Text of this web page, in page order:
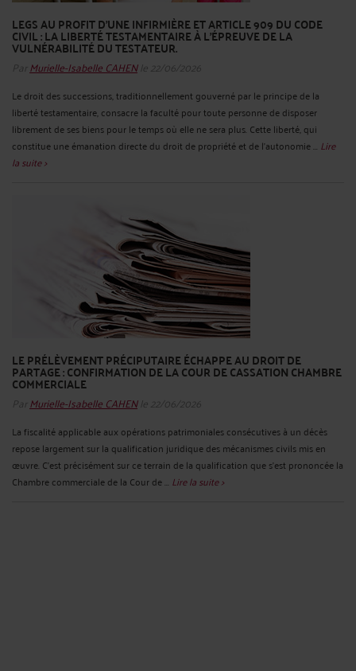
LEGS AU PROFIT D’UNE INFIRMIÈRE ET ARTICLE 909 DU CODE
CIVIL : LA LIBERTÉ TESTAMENTAIRE À L’ÉPREUVE DE LA
VULNÉRABILITÉ DU TESTATEUR.
Par Murielle-Isabelle CAHENle 22/06/2026
Le droit des successions, traditionnellement gouverné par le principe de la
liberté testamentaire, consacre la faculté pour toute personne de disposer
librement de ses biens pour le temps où elle ne sera plus. Cette liberté, qui
constitue une émanation directe du droit de propriété et de l’autonomie ... Lire
la suite >
LE PRÉLÈVEMENT PRÉCIPUTAIRE ÉCHAPPE AU DROIT DE
PARTAGE : CONFIRMATION DE LA COUR DE CASSATION CHAMBRE
COMMERCIALE
Par Murielle-Isabelle CAHENle 22/06/2026
La fiscalité applicable aux opérations patrimoniales consécutives à un décès
repose largement sur la qualification juridique des mécanismes civils mis en
œuvre. C’est précisément sur ce terrain de la qualification que s’est prononcée la
Chambre commerciale de la Cour de ... Lire la suite >